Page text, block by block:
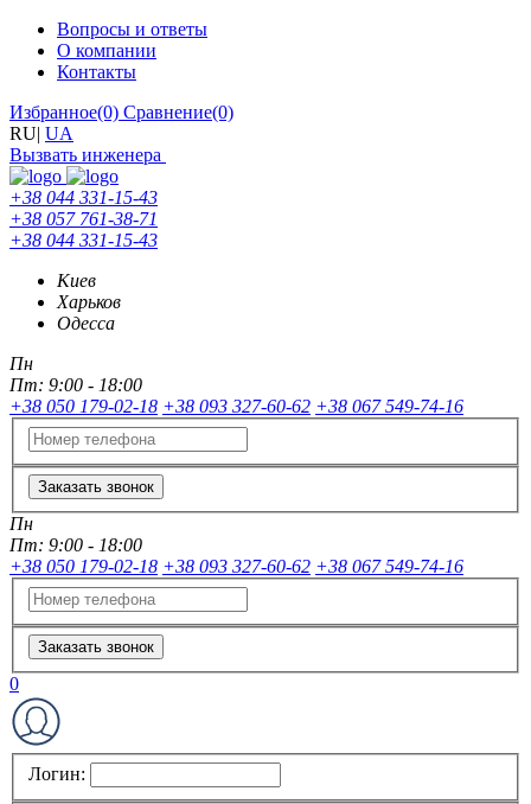
Вопросы и ответы
О компании
Контакты
Избранное(0) Сравнение(0)
RU| UA
Вызвать инженера
+38 044 331-15-43
+38 057 761-38-71
+38 044 331-15-43
Киев
Харьков
Одесса
Пн
Пт: 9:00 - 18:00
+38 050 179-02-18 +38 093 327-60-62 +38 067 549-74-16
Заказать звонок
Пн
Пт: 9:00 - 18:00
+38 050 179-02-18 +38 093 327-60-62 +38 067 549-74-16
Заказать звонок
0
Логин: